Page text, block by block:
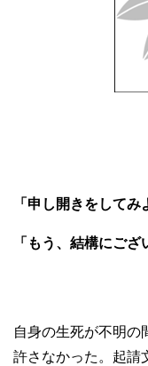
「申し開きをしてみ
「もう、結構にござ
自身の生死が不明の
許さなかった。起請